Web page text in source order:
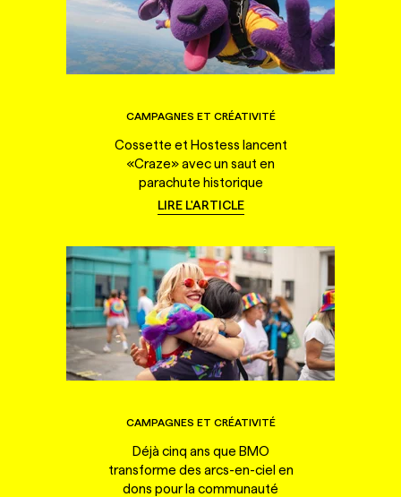
CAMPAGNES ET CRÉATIVITÉ
Cossette et Hostess lancent
«Craze» avec un saut en
parachute historique
LIRE L'ARTICLE
CAMPAGNES ET CRÉATIVITÉ
Déjà cinq ans que BMO
transforme des arcs-en-ciel en
dons pour la communauté